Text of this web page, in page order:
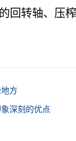
转轴、压榨
方
深刻的优点